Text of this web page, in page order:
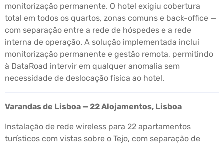
monitorização permanente. O hotel exigiu cobertura
total em todos os quartos, zonas comuns e back-office —
com separação entre a rede de hóspedes e a rede
interna de operação. A solução implementada inclui
monitorização permanente e gestão remota, permitindo
à DataRoad intervir em qualquer anomalia sem
necessidade de deslocação física ao hotel.
Varandas de Lisboa — 22 Alojamentos, Lisboa
Instalação de rede wireless para 22 apartamentos
turísticos com vistas sobre o Tejo, com separação de